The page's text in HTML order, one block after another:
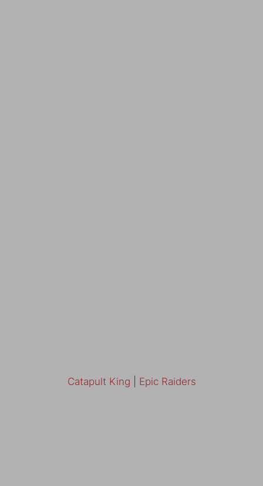
Catapult King Epic Raiders